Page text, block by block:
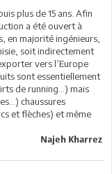
plus de 15 ans. Afin
a été ouvert à
en majorité ingénieurs,
soit indirectement
vers l’Europe
sont essentiellement
de running…) mais
chaussures
et flèches) et même
Najeh Kharrez